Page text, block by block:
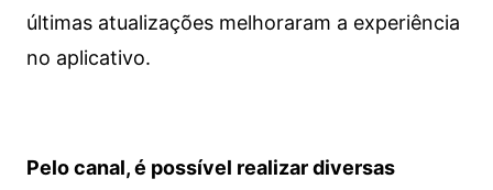
últimas atualizações melhoraram a experiência
no aplicativo.
Pelo canal, é possível realizar diversas